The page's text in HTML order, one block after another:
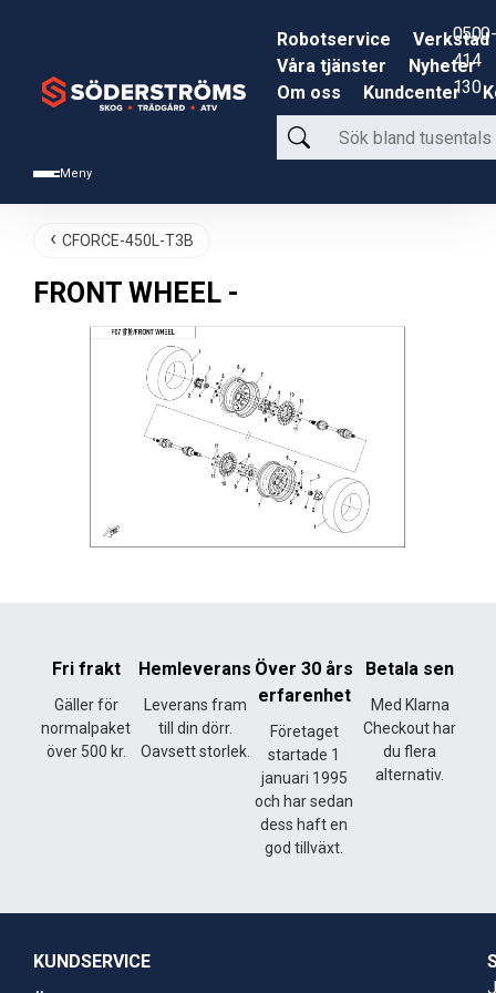
Meny
Robotservice
Verkstad
Våra tjänster
Nyheter
Om oss
Kundcenter
Sök
bland
produkter
0500-
414
130
CFORCE-450L-T3B
FRONT WHEEL -
Fri frakt
Gäller för
normalpaket
över 500 kr.
Hemleverans
Leverans fram
till din dörr.
Oavsett storlek.
Över 30 års
erfarenhet
Företaget
startade 1
januari 1995
och har sedan
dess haft en
god tillväxt.
Betala sen
Med Klarna
Checkout har
du flera
alternativ.
KUNDSERVICE